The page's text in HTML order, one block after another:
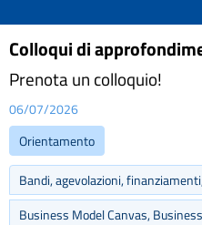
Colloqui di
Prenota un colloquio!
06/07/2026
Orientamento
Bandi, agevolazioni,
Business Model Canvas,